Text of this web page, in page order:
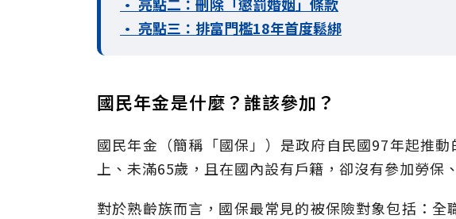
• 亮點三：排富門檻18年首度鬆綁
國民年金是什麼？誰該參加？
國民年金（簡稱「國保」）是政府自民國97年起推
上、未滿65歲，且在國內設有戶籍，卻沒有參加勞保
對於熟齡族而言，國保最常見的被保險對象包括：